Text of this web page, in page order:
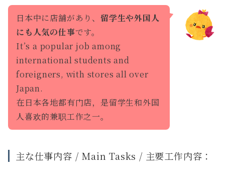
日本中に店舗があり、 留学生や外国人
にも人気の仕事です。
It’s a popular job among
international students and
foreigners, with stores all over
Japan.
在日本各地都有门店，是留学生和外国
人喜欢的兼职工作之一。
主な仕事内容 / Main Tasks / 主要工作内容：